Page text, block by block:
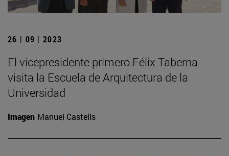
26 | 09 | 2023
El vicepresidente primero Félix Taberna
visita la Escuela de Arquitectura de la
Universidad
Imagen Manuel Castells